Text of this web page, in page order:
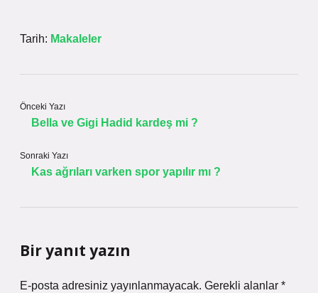
Tarih: Makaleler
Önceki Yazı
Bella ve Gigi Hadid kardeş mi ?
Sonraki Yazı
Kas ağrıları varken spor yapılır mı ?
Bir yanıt yazın
E-posta adresiniz yayınlanmayacak. Gerekli alanlar *